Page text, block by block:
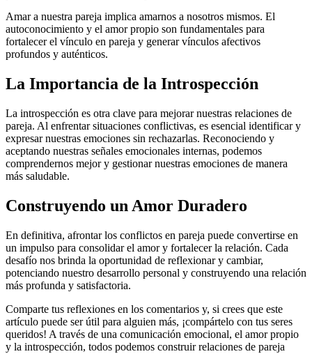
Amar a nuestra pareja implica amarnos a nosotros mismos. El
autoconocimiento y el amor propio son fundamentales para
fortalecer el vínculo en pareja y generar vínculos afectivos
profundos y auténticos.
La Importancia de la Introspección
La introspección es otra clave para mejorar nuestras relaciones de
pareja. Al enfrentar situaciones conflictivas, es esencial identificar y
expresar nuestras emociones sin rechazarlas. Reconociendo y
aceptando nuestras señales emocionales internas, podemos
comprendernos mejor y gestionar nuestras emociones de manera
más saludable.
Construyendo un Amor Duradero
En definitiva, afrontar los conflictos en pareja puede convertirse en
un impulso para consolidar el amor y fortalecer la relación. Cada
desafío nos brinda la oportunidad de reflexionar y cambiar,
potenciando nuestro desarrollo personal y construyendo una relación
más profunda y satisfactoria.
Comparte tus reflexiones en los comentarios y, si crees que este
artículo puede ser útil para alguien más, ¡compártelo con tus seres
queridos! A través de una comunicación emocional, el amor propio
y la introspección, todos podemos construir relaciones de pareja